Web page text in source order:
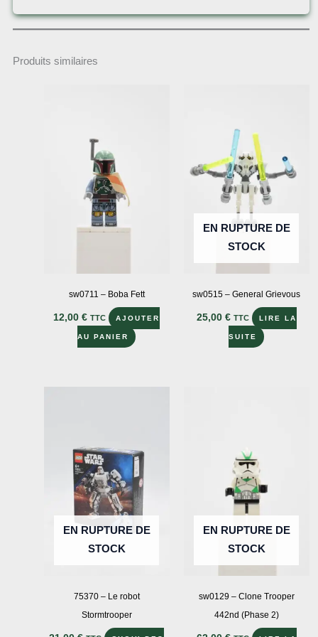
Produits similaires
sw0711 – Boba Fett
12,00€ TTC AJOUTER
AU PANIER
EN RUPTURE DE
STOCK
sw0515 – General Grievous
25,00 € TTC LIRE LA
SUITE
EN RUPTURE DE
STOCK
75370 – Le robot
Stormtrooper
EN RUPTURE DE
STOCK
sw0129 – Clone Trooper
442nd (Phase 2)